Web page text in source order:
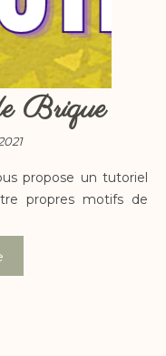
Brique
propose un tutoriel
propres motifs de